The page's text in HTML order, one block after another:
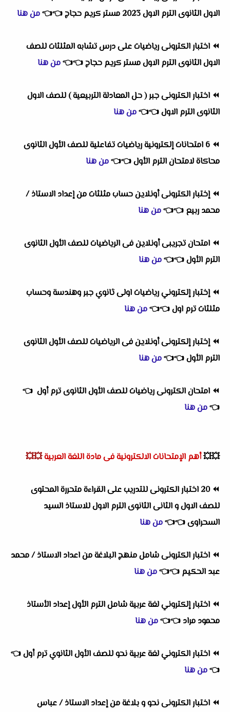
الاول الثانوى الترم الاول 2023 مستر كريم حجاج
👈
👈من هنا
⏪ اختبار الكترونى رياضيات على درس تشابه المثلثات للصف
الاول الثانوى الترم الاول مستر كريم حجاج👈
👈من هنا
⏪ اختبار الكترونى جبر ( حل المعادلة التربيعية ) للصف الاول
الثانوى الترم الاول👈
👈من هنا
⏪
6 امتحانات إلكترونية رياضيات تفاعلية للصف الأول الثانوى
محاكاة لامتحان الترم الأول👈
👈من هنا
⏪إختبار الكترونى أونلاين حساب مثلثات من إعداد الاستاذ /
محمد ربيع 👈
👈من هنا
⏪ امتحان تجريبى أونلاين فى الرياضيات للصف الأول الثانوى
الترم الأول👈
👈من هنا
⏪إختبار إلكتروني رياضيات اولى ثانوي جبر وهندسة وحساب
مثلثات ترم اول👈
👈من هنا
⏪إختبار إلكترونى أونلاين فى الرياضيات للصف الأول الثانوى
الترم الأول👈
👈من هنا
⏪ امتحان الكترونى رياضيات للصف الأول الثانوى ترم أول 👈
👈من هنا
💥💥أهم الإمتحانات الالكترونية فى مادة اللغة العربية💥💥
⏪
20 اختبار الكترونى للتدريب على القراءة متحررة المحتوى
للصف الاول و الثانى الثانوى الترم الاول للاستاذ السيد
السحراوى👈
👈من هنا
⏪ اختبار الكترونى شامل منهج البلاغة من اعداد الاستاذ / محمد
عبد الحكيم 👈
👈من هنا
⏪ اختبار إلكتروني لغة عربية شامل الترم الأول إعداد الأستاذ
محمود مراد 👈
👈من هنا
⏪ اختبار الكتروني لغة عربية نحو للصف الأول الثانوي ترم أول👈
👈من هنا
⏪ اختبار الكترونى نحو و بلاغة من إعداد الاستاذ / عباس